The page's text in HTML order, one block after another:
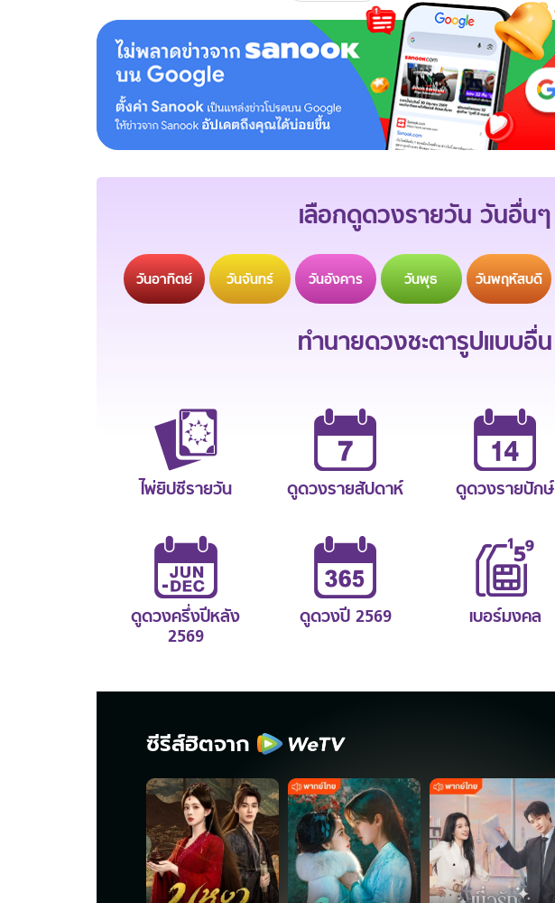
เลือกดูดวงรายวัน วันอื่นๆ
วันอาทิตย์ วันจันทร์ วันอังคาร วันพุธ วันพฤหัสบดี
ทำนายดวงชะตารูปแบบอื่น
ไพ่ยิปซีรายวัน ดูดวงรายสัปดาห์ ดูดวงรายปักษ์
ดูดวงครึ่งปีหลัง
2569
ดูดวงปี 2569 เบอร์มงคล
ซีรีส์ฮิตจาก